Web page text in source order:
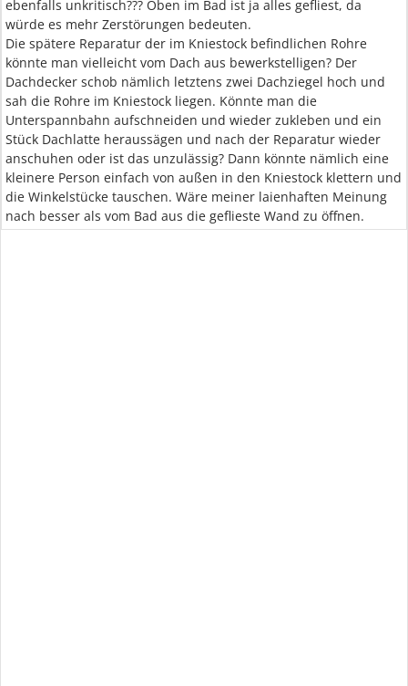
ebenfalls unkritisch??? Oben im Bad ist ja alles gefliest, da
würde es mehr Zerstörungen bedeuten.
Die spätere Reparatur der im Kniestock befindlichen Rohre
könnte man vielleicht vom Dach aus bewerkstelligen? Der
Dachdecker schob nämlich letztens zwei Dachziegel hoch und
sah die Rohre im Kniestock liegen. Könnte man die
Unterspannbahn aufschneiden und wieder zukleben und ein
Stück Dachlatte heraussägen und nach der Reparatur wieder
anschuhen oder ist das unzulässig? Dann könnte nämlich eine
kleinere Person einfach von außen in den Kniestock klettern und
die Winkelstücke tauschen. Wäre meiner laienhaften Meinung
nach besser als vom Bad aus die geflieste Wand zu öffnen.